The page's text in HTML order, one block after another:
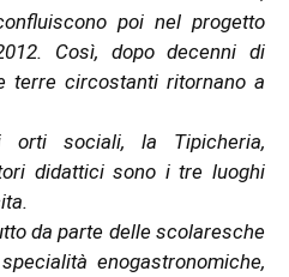
poi nel progetto
Così, dopo decenni di
terre circostanti ritornano a
sociali, la Tipicheria,
didattici sono i tre luoghi
da parte delle scolaresche
enogastronomiche,